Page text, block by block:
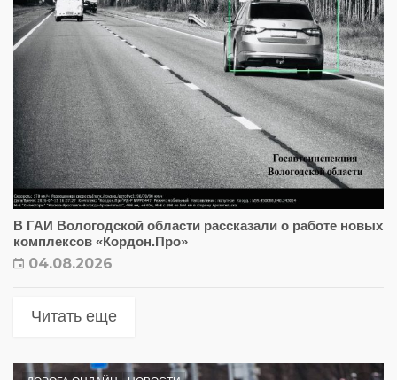
В ГАИ Вологодской области рассказали о работе новых
комплексов «Кордон.Про»
04.08.2026
Читать еще